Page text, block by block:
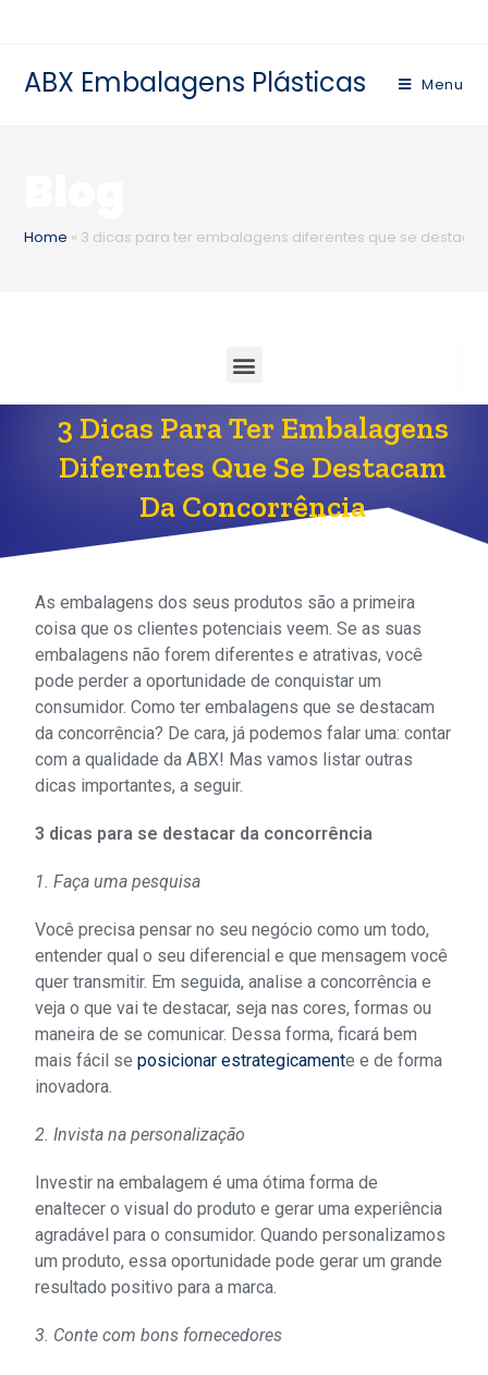
ABX Embalagens Plásticas Menu
Home » 3 dicas para ter embalagens diferentes que se
3 Dicas Para Ter Embalagens
Diferentes Que Se Destacam
Da Concorrência
As embalagens dos seus produtos são a primeira
coisa que os clientes potenciais veem. Se as suas
embalagens não forem diferentes e atrativas, você
pode perder a oportunidade de conquistar um
consumidor. Como ter embalagens que se destacam
da concorrência? De cara, já podemos falar uma: contar
com a qualidade da ABX! Mas vamos listar outras
dicas importantes, a seguir.
3 dicas para se destacar da concorrência
1. Faça uma pesquisa
Você precisa pensar no seu negócio como um todo,
entender qual o seu diferencial e que mensagem você
quer transmitir. Em seguida, analise a concorrência e
veja o que vai te destacar, seja nas cores, formas ou
maneira de se comunicar. Dessa forma, ficará bem
mais fácil seposicionar estrategicamente e de forma
inovadora.
2. Invista na personalização
Investir na embalagem é uma ótima forma de
enaltecer o visual do produto e gerar uma experiência
agradável para o consumidor. Quando personalizamos
um produto, essa oportunidade pode gerar um grande
resultado positivo para a marca.
3. Conte com bons fornecedores